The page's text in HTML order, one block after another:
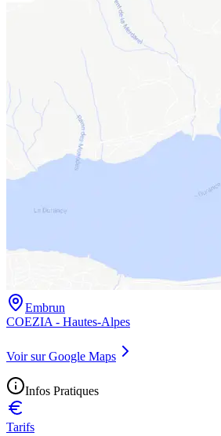
Embrun
COEZIA - Hautes-Alpes
Voir sur Google Maps
Infos Pratiques
Tarifs